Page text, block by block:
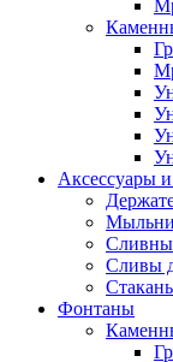
Аксессуары
Сливы
Фонтаны